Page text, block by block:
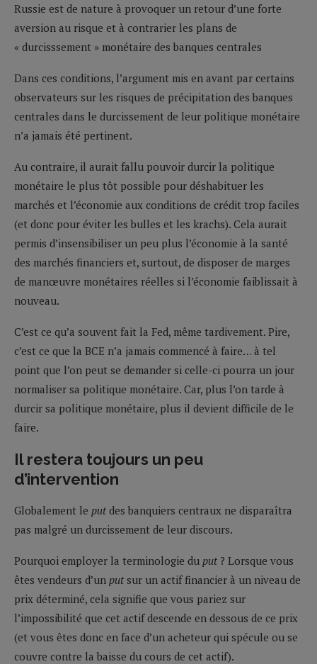
Russie est de nature à provoquer un retour d’une forte
aversion au risque et à contrarier les plans de
« durcisssement » monétaire des banques centrales
Dans ces conditions, l’argument mis en avant par certains
observateurs sur les risques de précipitation des banques
centrales dans le durcissement de leur politique monétaire
n’a jamais été pertinent.
Au contraire, il aurait fallu pouvoir durcir la politique
monétaire le plus tôt possible pour déshabituer les
marchés et l’économie aux conditions de crédit trop faciles
(et donc pour éviter les bulles et les krachs). Cela aurait
permis d’insensibiliser un peu plus l’économie à la santé
des marchés financiers et, surtout, de disposer de marges
de manœuvre monétaires réelles si l’économie faiblissait à
nouveau.
C’est ce qu’a souvent fait la Fed, même tardivement. Pire,
c’est ce que la BCE n’a jamais commencé à faire… à tel
point que l’on peut se demander si celle-ci pourra un jour
normaliser sa politique monétaire. Car, plus l’on tarde à
durcir sa politique monétaire, plus il devient difficile de le
faire.
Il restera toujours un peu
d’intervention
Globalement le put des banquiers centraux ne disparaîtra
pas malgré un durcissement de leur discours.
Pourquoi employer la terminologie du put ? Lorsque vous
êtes vendeurs d’un put sur un actif financier à un niveau de
prix déterminé, cela signifie que vous pariez sur
l’impossibilité que cet actif descende en dessous de ce prix
(et vous êtes donc en face d’un acheteur qui spécule ou se
couvre contre la baisse du cours de cet actif).